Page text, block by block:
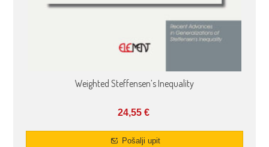
Weighted Steffensen’s Inequality
24,55 €
Pošalji upit